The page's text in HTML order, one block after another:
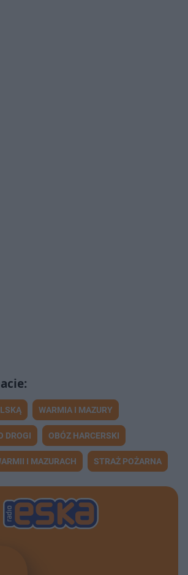
WARMIA I MAZURY
DROGI OBÓZ HARCERSKI
I MAZURACH STRAŻ POŻARNA